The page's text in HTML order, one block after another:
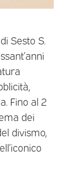
Sesto S.
Fino al 2
dei
divismo,